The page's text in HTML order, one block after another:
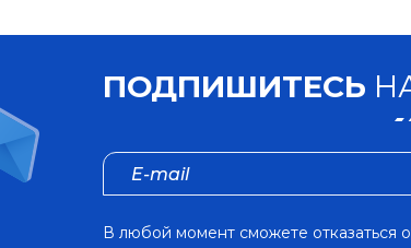
ПОДПИШИТЕСЬ
В любой момент сможете отказаться